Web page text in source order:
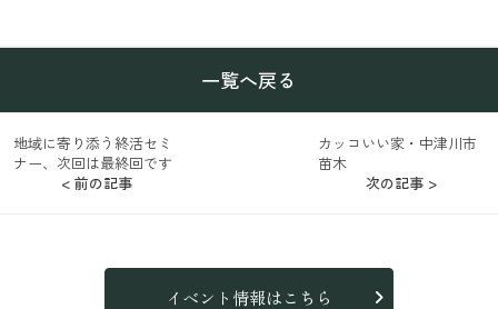
< 前の記事
地域に寄り添う終活セミ
ナー、次回は最終回です
一覧へ戻る
カッコいい家・中津川市
苗木
次の記事 >
イベント情報はこちら